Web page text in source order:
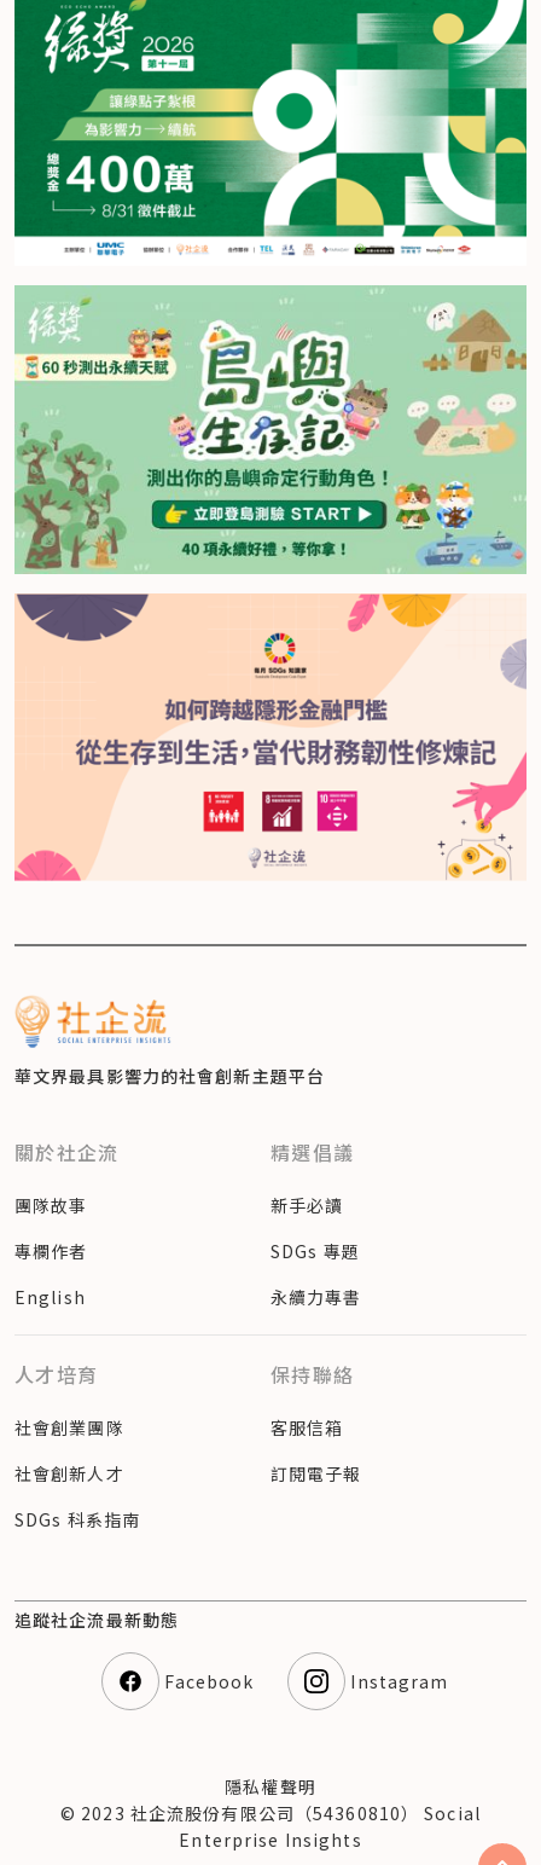
華文界最具影響力的社會創新主題平台
關於社企流
團隊故事
專欄作者
English
精選倡議
新手必讀
SDGs 專題
永續力專書
人才培育
社會創業團隊
社會創新人才
SDGs 科系指南
保持聯絡
客服信箱
訂閱電子報
追蹤社企流最新動態
Facebook Instagram
隱私權聲明
© 2023 社企流股份有限公司（54360810） Social
Enterprise Insights